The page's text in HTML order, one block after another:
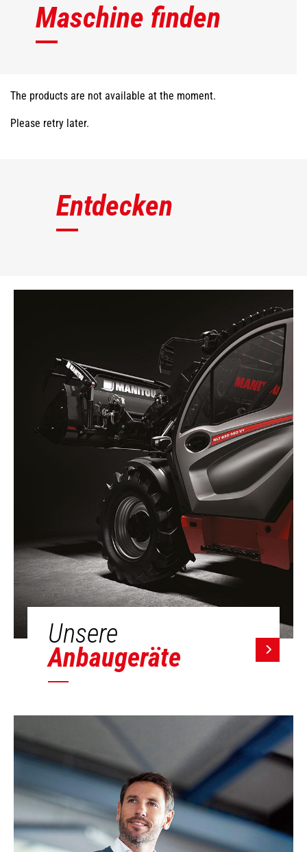
Maschine finden
The products are not available at the moment.
Please retry later.
Entdecken
Unsere
Anbaugeräte